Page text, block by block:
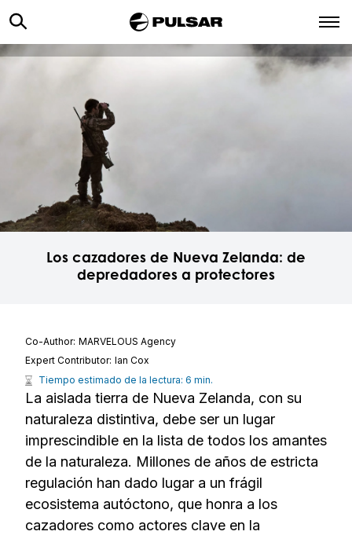
Los cazadores de Nueva Zelanda: de
depredadores a protectores
Co-Author: MARVELOUS Agency
Expert Contributor: Ian Cox
Tiempo estimado de la lectura: 6 min.
La aislada tierra de Nueva Zelanda, con su
naturaleza distintiva, debe ser un lugar
imprescindible en la lista de todos los amantes
de la naturaleza. Millones de años de estricta
regulación han dado lugar a un frágil
ecosistema autóctono, que honra a los
cazadores como actores clave en la